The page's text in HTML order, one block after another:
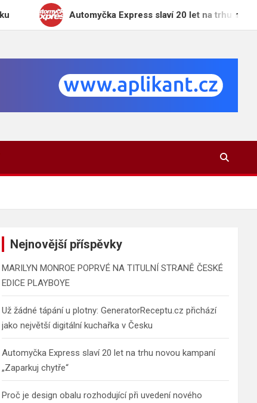
Automyčka Express slaví 20 let na trhu novou
Nejnovější příspěvky
MARILYN MONROE POPRVÉ NA TITULNÍ STRANĚ ČESKÉ
EDICE PLAYBOYE
Už žádné tápání u plotny: GeneratorReceptu.cz přichází
jako největší digitální kuchařka v Česku
Automyčka Express slaví 20 let na trhu novou kampaní
„Zaparkuj chytře“
Proč je design obalu rozhodující při uvedení nového